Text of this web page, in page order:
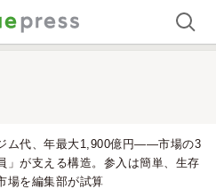
ム代、年最大1,900億円――市場の3
」が支える構造。参入は簡単、生存
場を編集部が試算